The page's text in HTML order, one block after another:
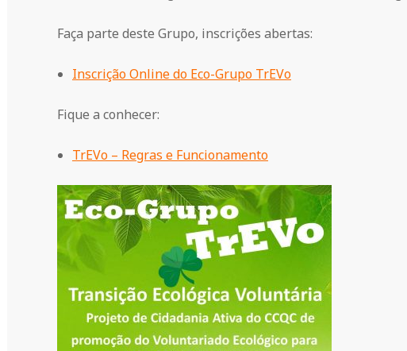
Faça parte deste Grupo, inscrições abertas:
Inscrição Online do Eco-Grupo TrEVo
Fique a conhecer:
TrEVo – Regras e Funcionamento